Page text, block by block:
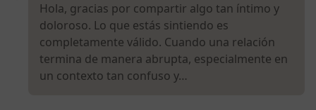
Hola, gracias por compartir algo tan íntimo y
doloroso. Lo que estás sintiendo es
completamente válido. Cuando una relación
termina de manera abrupta, especialmente en
un contexto tan confuso y…